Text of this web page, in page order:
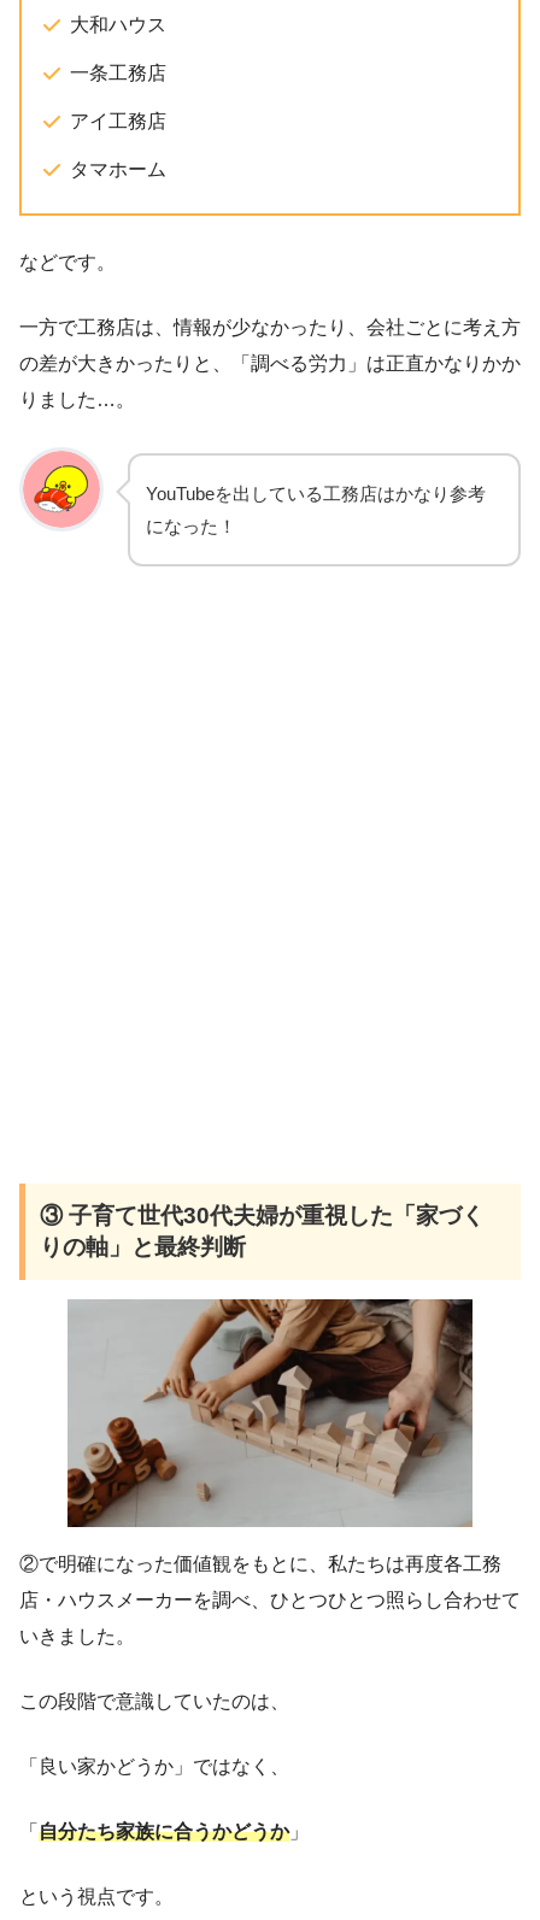
大和ハウス
一条工務店
アイ工務店
タマホーム
などです。
一方で工務店は、情報が少なかったり、会社ごとに考え方
の差が大きかったりと、「調べる労力」は正直かなりかか
りました…。
YouTubeを出している工務店はかなり参考
になった！
③ 子育て世代30代夫婦が重視した「家づく
りの軸」と最終判断
②で明確になった価値観をもとに、私たちは再度各工務
店・ハウスメーカーを調べ、ひとつひとつ照らし合わせて
いきました。
この段階で意識していたのは、
「良い家かどうか」ではなく、
「 自分たち家族に合うかどうか」
という視点です。